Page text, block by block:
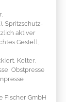
Spritzschutz-
aktiver
Gestell,
, Kelter,
Obstpresse
Fischer GmbH